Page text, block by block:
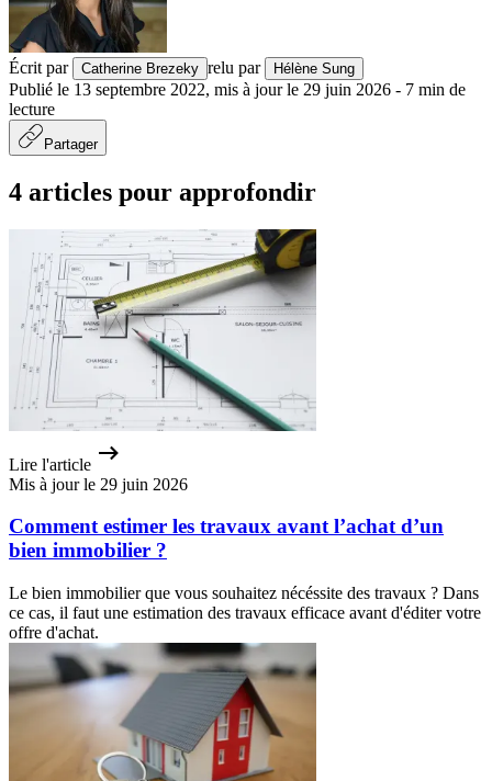
Écrit par Catherine Brezeky relu par Hélène Sung
Publié le 13 septembre 2022, mis à jour le 29 juin 2026 - 7 min de
lecture
Partager
4 articles pour approfondir
Lire l'article
Mis à jour le 29 juin 2026
Comment estimer les travaux avant l’achat d’un
bien immobilier ?
Le bien immobilier que vous souhaitez nécéssite des travaux ? Dans
ce cas, il faut une estimation des travaux efficace avant d'éditer votre
offre d'achat.